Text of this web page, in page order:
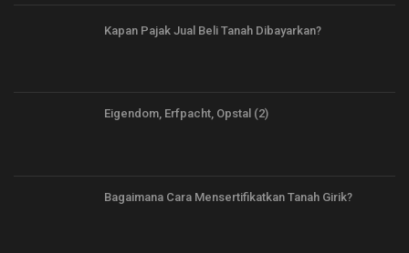
Kapan Pajak Jual Beli Tanah Dibayarkan?
Eigendom, Erfpacht, Opstal (2)
Bagaimana Cara Mensertifikatkan Tanah Girik?